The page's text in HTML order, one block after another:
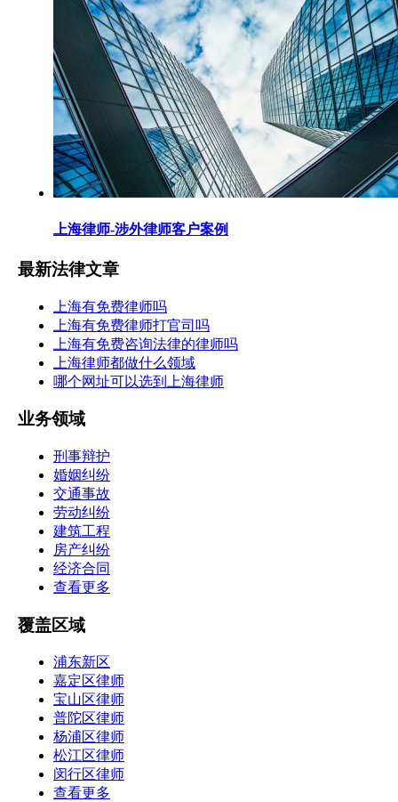
上海律师-涉外律师客户案例
最新法律文章
上海有免费律师吗
上海有免费律师打官司吗
上海有免费咨询法律的律师吗
上海律师都做什么领域
哪个网址可以选到上海律师
业务领域
刑事辩护
婚姻纠纷
交通事故
劳动纠纷
建筑工程
房产纠纷
经济合同
查看更多
覆盖区域
浦东新区
嘉定区律师
宝山区律师
普陀区律师
杨浦区律师
松江区律师
闵行区律师
查看更多